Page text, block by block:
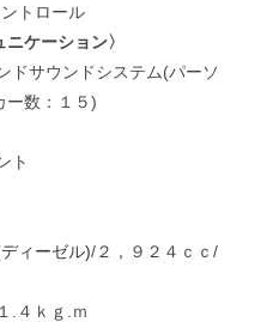
トロール
ケーション〉
ドサウンドシステム(パーソ
ー数：１５)
ト
ィーゼル)/２，９２４ｃｃ/
.４ｋｇ.ｍ